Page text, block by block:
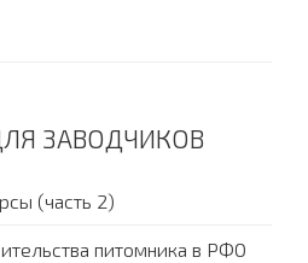
ЗАВОДЧИКОВ
(часть 2)
питомника в РФО